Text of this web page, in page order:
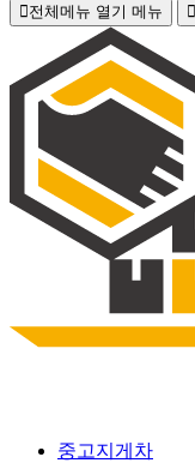
전체메뉴 열기 메뉴
중고지게차